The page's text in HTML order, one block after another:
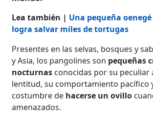
Lea también | Una pequeña
logra salvar miles de tortugas
Presentes en las selvas, bosques y
y Asia, los pangolines son pequeñas
nocturnas conocidas por su peculiar
lentitud, su comportamiento pacífico
costumbre de hacerse un ovillo
amenazados.